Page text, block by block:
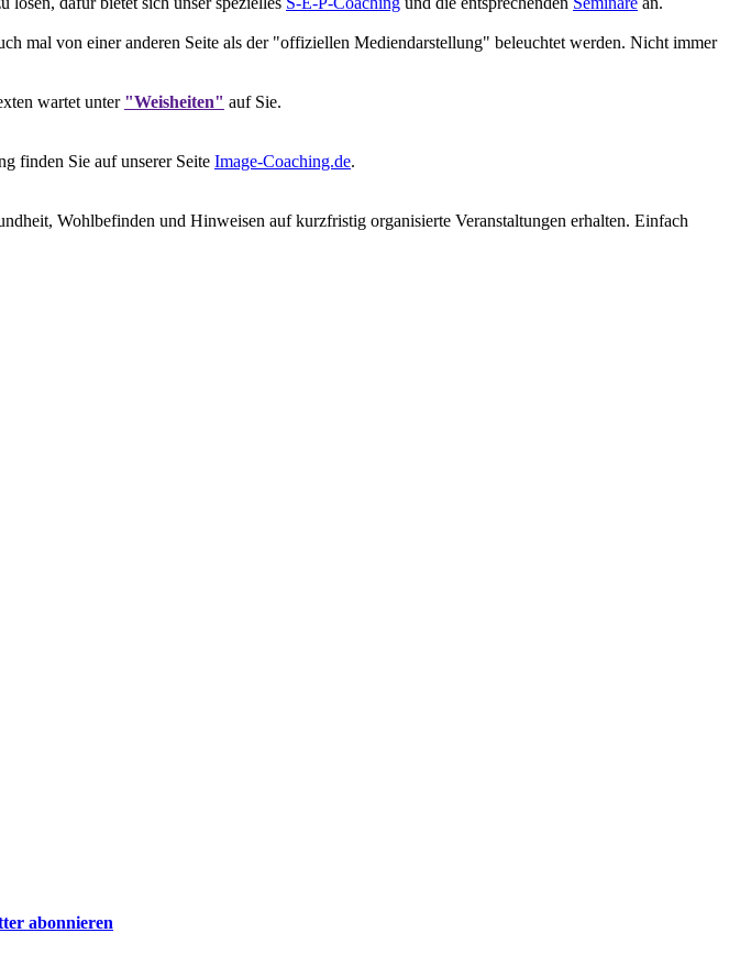
mal von einer anderen Seite als der "offiziellen Mediendarstellung" beleuchtet werden. Nicht immer
wartet unter "Weisheiten" auf Sie.
finden Sie auf unserer Seite Image-Coaching.de.
Wohlbefinden und Hinweisen auf kurzfristig organisierte Veranstaltungen erhalten. Einfach
abonnieren